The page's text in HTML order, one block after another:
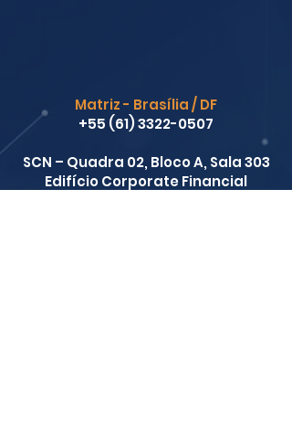
Matriz - Brasília / DF
+55 (61) 3322-0507
SCN – Quadra 02, Bloco A, Sala 303
Edifício Corporate Financial